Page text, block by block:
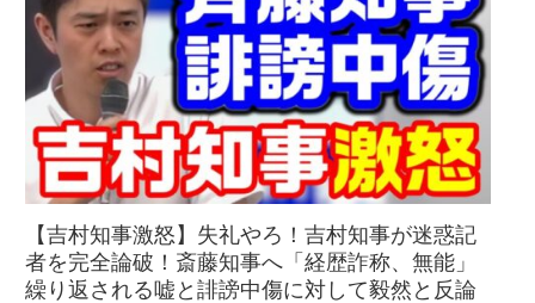
【吉村知事激怒】失礼やろ！吉村知事が迷惑記
者を完全論破！斎藤知事へ「経歴詐称、無能」
繰り返される嘘と誹謗中傷に対して毅然と反論